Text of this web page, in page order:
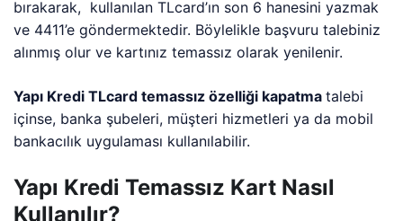
bırakarak, kullanılan TLcard’ın son 6 hanesini yazmak
ve 4411’e göndermektedir. Böylelikle başvuru talebiniz
alınmış olur ve kartınız temassız olarak yenilenir.
Yapı Kredi TLcard temassız özelliği kapatmatalebi
içinse, banka şubeleri, müşteri hizmetleri ya da mobil
bankacılık uygulaması kullanılabilir.
Yapı Kredi Temassız Kart Nasıl
Kullanılır?